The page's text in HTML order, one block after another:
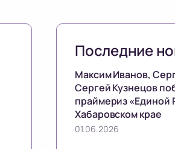
Последние
Максим Иванов,
Сергей Кузнецов
праймериз «Единой
Хабаровском крае
01.06.2026